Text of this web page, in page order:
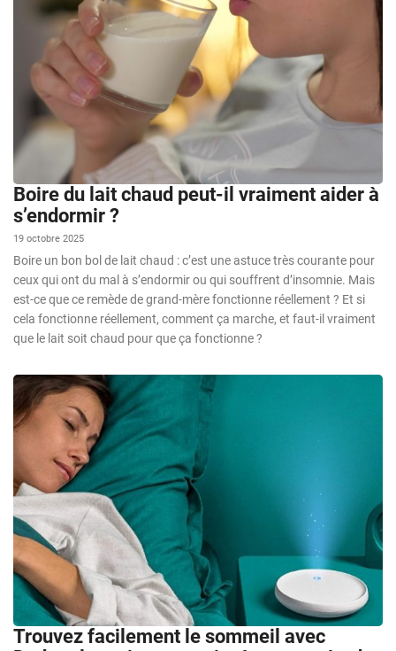
Boire du lait chaud peut-il vraiment aider à
s’endormir ?
19 octobre 2025
Boire un bon bol de lait chaud : c’est une astuce très courante pour
ceux qui ont du mal à s’endormir ou qui souffrent d’insomnie. Mais
est-ce que ce remède de grand-mère fonctionne réellement ? Et si
cela fonctionne réellement, comment ça marche, et faut-il vraiment
que le lait soit chaud pour que ça fonctionne ?
Trouvez facilement le sommeil avec